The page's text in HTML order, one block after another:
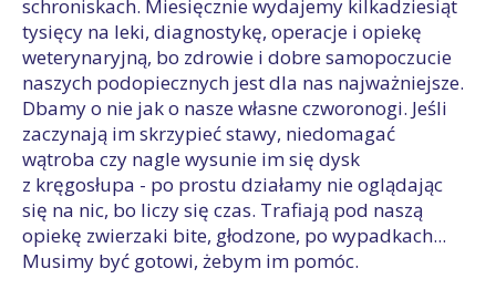
schroniskach. Miesięcznie wydajemy kilkadziesiąt
tysięcy na leki, diagnostykę, operacje i opiekę
weterynaryjną, bo zdrowie i dobre samopoczucie
naszych podopiecznych jest dla nas najważniejsze.
Dbamy o nie jak o nasze własne czworonogi. Jeśli
zaczynają im skrzypieć stawy, niedomagać
wątroba czy nagle wysunie im się dysk
z kręgosłupa - po prostu działamy nie oglądając
się na nic, bo liczy się czas. Trafiają pod naszą
opiekę zwierzaki bite, głodzone, po wypadkach...
Musimy być gotowi, żebym im pomóc.